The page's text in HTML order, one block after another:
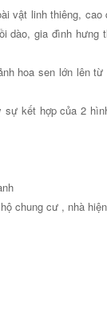
vật linh thiêng, cao
dào, gia đình hưng
hoa sen lớn lên từ
sự kết hợp của 2
chung cư , nhà